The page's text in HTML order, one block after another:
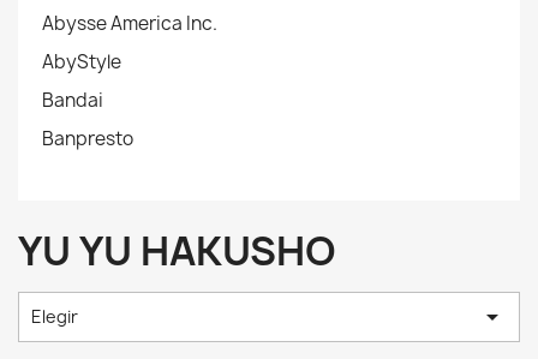
Abysse America Inc.
AbyStyle
Bandai
Banpresto
YU YU HAKUSHO
Elegir 